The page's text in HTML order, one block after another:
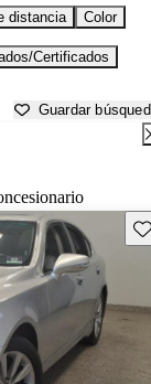
distancia Color
Certificados
Guardar